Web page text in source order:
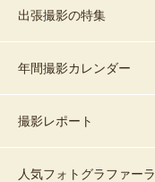
出張撮影の特集
年間撮影カレンダー
撮影レポート
人気フォトグラファー